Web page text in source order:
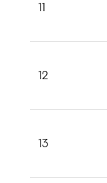
11
12
13